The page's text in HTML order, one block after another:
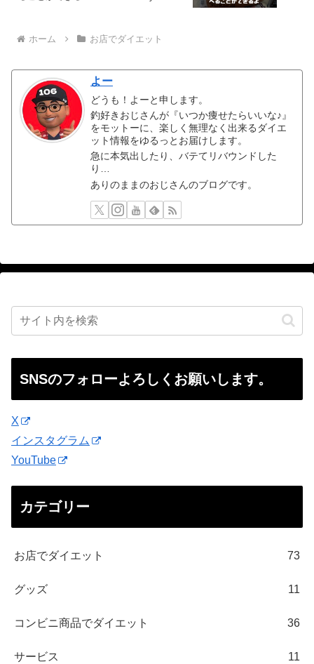
ホーム お店でダイエット
よー
どうも！よーと申します。
釣好きおじさんが『いつか痩せたらいいな♪』
をモットーに、楽しく無理なく出来るダイエ
ット情報をゆるっとお届けします。
急に本気出したり、バテてリバウンドした
り…
ありのままのおじさんのブログです。
SNSのフォローよろしくお願いします。
X
インスタグラム
YouTube
カテゴリー
お店でダイエット 73
グッズ 11
コンビニ商品でダイエット 36
サービス 11